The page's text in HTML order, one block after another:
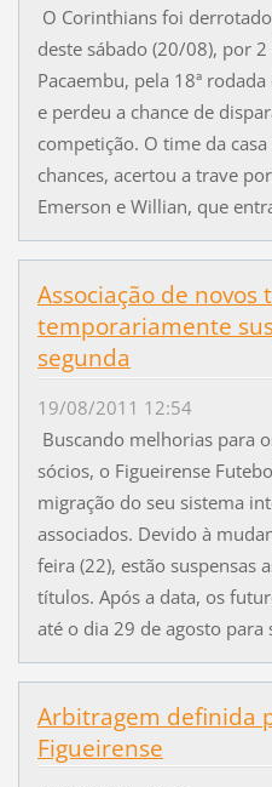
O Corinthians foi
deste sábado (20/08), por
Pacaembu, pela 18ª
e perdeu a chance de
competição. O time da
chances, acertou a trave
Emerson e Willian, que
Associação de novos
temporariamente
segunda
19/08/2011 12:54
Buscando melhorias para
sócios, o Figueirense
migração do seu sistema
associados. Devido à
feira (22), estão suspensas
títulos. Após a data, os
até o dia 29 de agosto para
Arbitragem definida
Figueirense